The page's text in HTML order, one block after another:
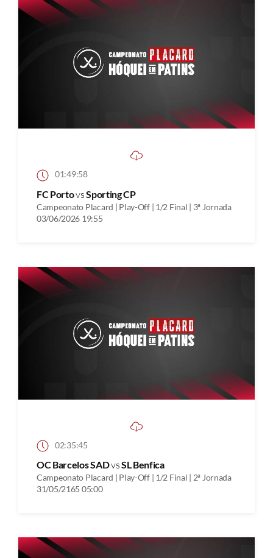
01:49:58
FC PortovsSporting CP
Campeonato Placard | Play-Off | 1/2 Final | 3ª Jornada
03/06/2026 19:55
02:35:45
OC Barcelos SADvsSL Benfica
Campeonato Placard | Play-Off | 1/2 Final | 2ª Jornada
31/05/2165 05:00